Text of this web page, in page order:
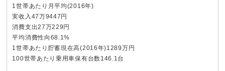
1世帯あたり月平均(2016年)
実收入47万9447円
消費支出27万229円
平均消費性向68.1%
1世帯あたり貯蓄現在高(2016年)1289万円
100世帯あたり乗用車保有台数146.1台